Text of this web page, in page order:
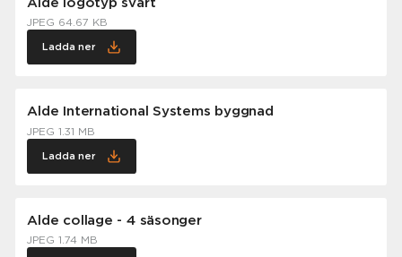
JPEG 64.67 KB
Ladda ner
Alde International Systems byggnad
JPEG 1.31 MB
Ladda ner
Alde collage - 4 säsonger
JPEG 1.74 MB